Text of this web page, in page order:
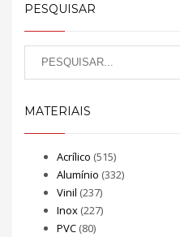
PESQUISAR
MATERIAIS
Acrílico (515)
Alumínio (332)
Vinil (237)
Inox (227)
PVC (80)